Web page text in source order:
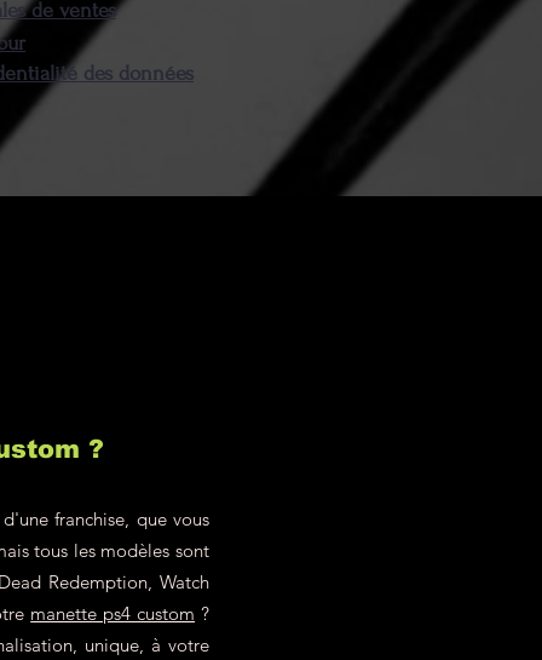
du client !
de ventes
des données
?
franchise, que vous
tous les modèles sont
Redemption, Watch
manette ps4 custom ?
unique, à votre